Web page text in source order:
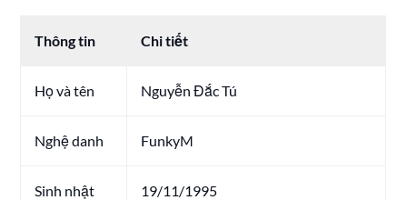
Thông tin Chi tiết
Họ và tên Nguyễn Đắc Tú
Nghệ danh FunkyM
Sinh nhật 19/11/1995